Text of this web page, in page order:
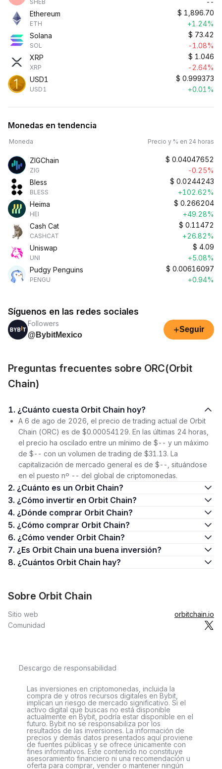
SHEB
--
Ethereum
ETH
$ 1,896.70
+1.24%
Solana
SOL
$ 73.42
-1.08%
XRP
XRP
$ 1.046
-2.64%
USD1
USD1
$ 0.999373
+0.01%
Monedas en tendencia
Moneda Precio y % en 24 horas
ZIGChain
ZIG
$ 0.04047652
-0.25%
Bless
BLESS
$ 0.0244243
+102.62%
Heima
HEI
$ 0.266204
+49.28%
Cash Cat
CASHCAT
$ 0.11472
+26.82%
Uniswap
UNI
$ 4.09
+5.08%
Pudgy Penguins
PENGU
$ 0.00616097
+0.94%
Síguenos en las redes sociales
Followers
@BybitMexico
+Seguir
Preguntas frecuentes sobre ORC(Orbit
Chain)
1. ¿Cuánto cuesta Orbit Chain hoy?
A 6 de ago de 2026, el precio de trading actual de Orbit
Chain (ORC) es de $0.00054129. En las últimas 24 horas,
el precio ha oscilado entre un mínimo de $-- y un máximo
de $-- con un volumen de trading de $31.13. La
capitalización de mercado general es de $--, situándose
en el puesto nº -- del global de criptomonedas.
2. ¿Cuánto es un Orbit Chain?
3. ¿Cómo invertir en Orbit Chain?
4. ¿Dónde comprar Orbit Chain?
5. ¿Cómo comprar Orbit Chain?
6. ¿Cómo vender Orbit Chain?
7. ¿Es Orbit Chain una buena inversión?
8. ¿Cuántos Orbit Chain hay?
Sobre Orbit Chain
Sitio web
orbitchain.io
Comunidad
Descargo de responsabilidad
Las inversiones en criptomonedas, incluida la
compra de y otros recursos digitales en Bybit,
implican un riesgo de mercado significativo. Si el
activo digital que buscas no está disponible
actualmente en Bybit, podría estar disponible en el
futuro. Bybit no se responsabiliza por los
resultados de las inversiones. La información de
precios y demás datos presentados aquí proviene
de fuentes públicas y se ofrece únicamente con
fines informativos. Este contenido no constituye
asesoramiento financiero ni una recomendación u
oferta para comprar, vender o mantener ningún